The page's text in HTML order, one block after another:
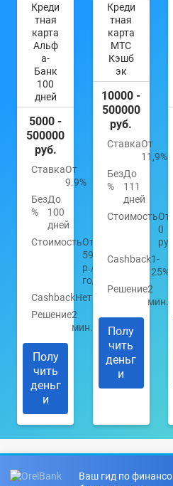
Креди
тная
карта
Альф
а-
Банк
100
дней
5000 -
500000
руб.
СтавкаОт
9.9%
Без
%
До
100
дней
СтоимостьОт
590
р./
год
CashbackНет
Решение2
мин.
Полу
чить
деньг
и
Креди
тная
карта
МТС
Кэшб
эк
10000 -
500000
руб.
СтавкаОт
11,9%
Без
%
До
111
дней
СтоимостьОт
0
руб.
Cashback1-
25%
Решение2
мин.
Полу
чить
деньг
и
Ваш гид по